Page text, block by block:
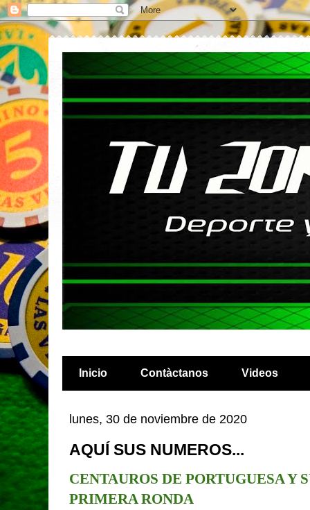
Inicio Contàctanos Videos
lunes, 30 de noviembre de 2020
AQUÍ SUS NUMEROS...
CENTAUROS DE PORTUGUESA Y
PRIMERA RONDA